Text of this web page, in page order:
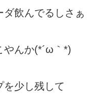
ダ飲んでるしさぁ
やんか(*´ω｀*)
を少し残して